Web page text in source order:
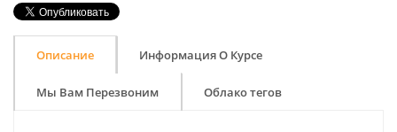
Описание Информация О Курсе
Мы Вам Перезвоним Облако тегов